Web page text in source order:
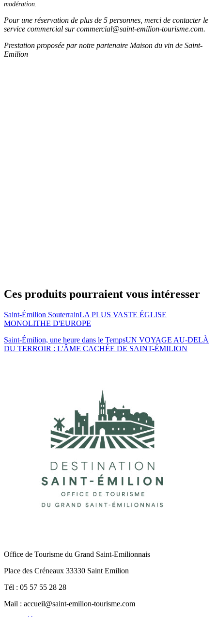
modération.
Pour une réservation de plus de 5 personnes, merci de contacter le
service commercial sur commercial@saint-emilion-tourisme.com.
Prestation proposée par notre partenaire Maison du vin de Saint-
Emilion
Ces produits pourraient vous intéresser
Saint-Émilion SouterrainLA PLUS VASTE ÉGLISE
MONOLITHE D'EUROPE
Saint-Émilion, une heure dans le TempsUN VOYAGE AU-DELÀ
DU TERROIR : L'ÂME CACHÉE DE SAINT-ÉMILION
Office de Tourisme du Grand Saint-Emilionnais
Place des Créneaux 33330 Saint Emilion
Tél : 05 57 55 28 28
Mail : accueil@saint-emilion-tourisme.com